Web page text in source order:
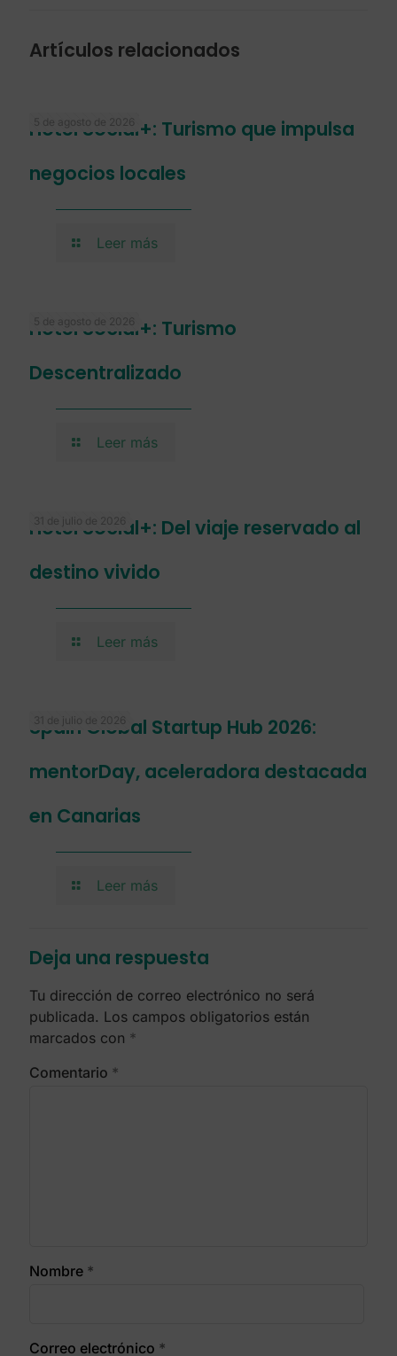
Artículos relacionados
5 de agosto de 2026
Hotel Social+: Turismo que impulsa
negocios locales
Leer más
5 de agosto de 2026
Hotel Social+: Turismo
Descentralizado
Leer más
31 de julio de 2026
Hotel Social+: Del viaje reservado al
destino vivido
Leer más
31 de julio de 2026
Spain Global Startup Hub 2026:
mentorDay, aceleradora destacada
en Canarias
Leer más
Deja una respuesta
Tu dirección de correo electrónico no será
publicada. Los campos obligatorios están
marcados con *
Comentario *
Nombre *
Correo electrónico *